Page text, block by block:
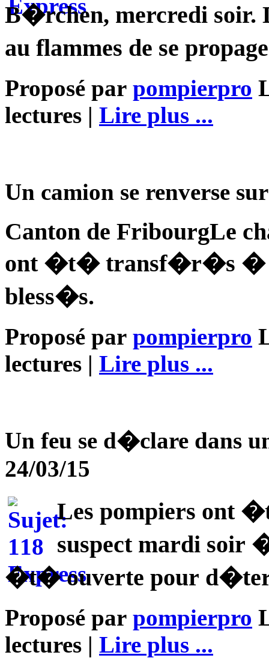
B�rchen, mercredi soir.
au flammes de se
Proposé par pompierpro
lectures | Lire plus ...
Canton de FribourgLe
ont �t� transf�r�s �
bless�s.
Proposé par pompierpro
lectures | Lire plus ...
Un feu se d�clare dans
24/03/15
Les pompiers ont
suspect mardi soir
�t� ouverte pour
Proposé par pompierpro
lectures | Lire plus ...